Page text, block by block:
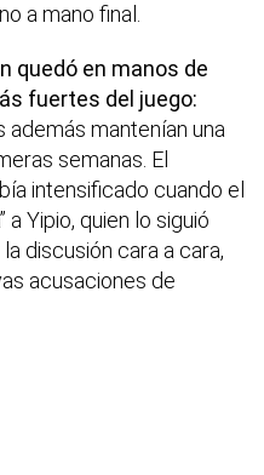
a mano final.
quedó en manos de
fuertes del juego:
además mantenían una
semanas. El
intensificado cuando el
Yipio, quien lo siguió
discusión cara a cara,
acusaciones de